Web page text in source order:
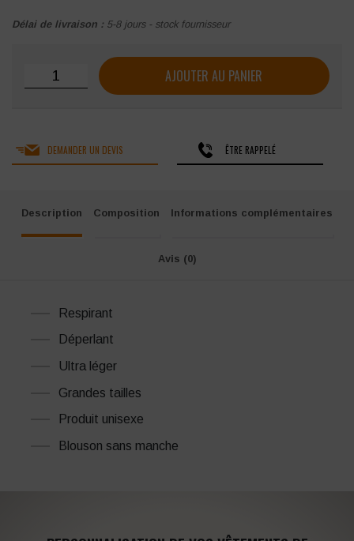
Délai de livraison : 5-8 jours - stock fournisseur
quantité de Bodywarmer doudoune unisexe sans manches
AJOUTER AU PANIER
DEMANDER UN DEVIS ÊTRE RAPPELÉ
Description Composition Informations complémentaires
Avis (0)
Respirant
Déperlant
Ultra léger
Grandes tailles
Produit unisexe
Blouson sans manche